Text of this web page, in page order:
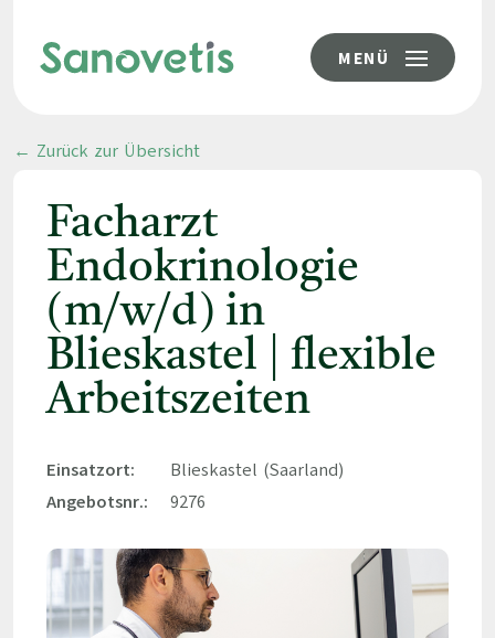
MENÜ
← Zurück zur Übersicht
Facharzt
Endokrinologie
(m/w/d) in
Blieskastel | flexible
Arbeitszeiten
Einsatzort:
Blieskastel (Saarland)
Angebotsnr.:
9276